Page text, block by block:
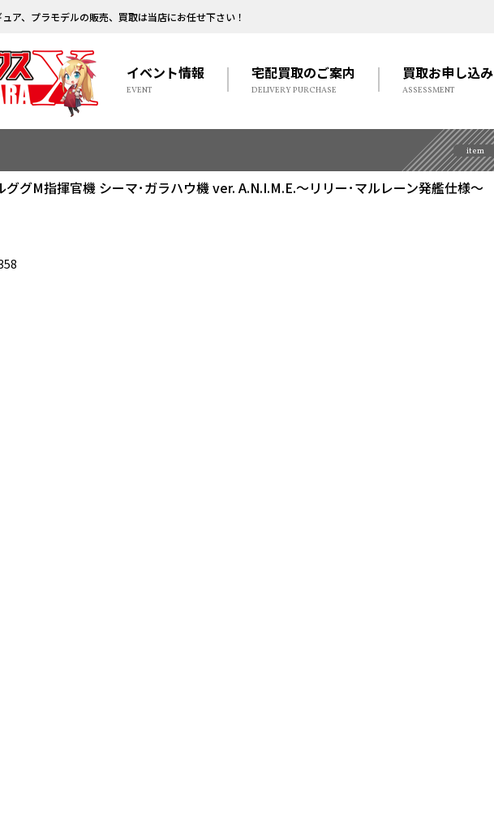
ア、プラモデルの販売、買取は当店にお任せ下さい！
イベント情報
EVENT
宅配買取のご案内
DELIVERY PURCHASE
買取お申し込み
ASSESSMENT
item
ググM指揮官機 シーマ･ガラハウ機 ver. A.N.I.M.E.～リリー･マルレーン発艦仕様～